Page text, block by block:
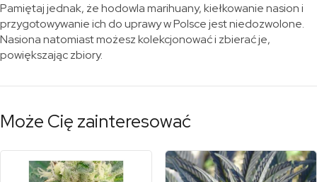
Pamiętaj jednak, że hodowla marihuany, kiełkowanie nasion i
przygotowywanie ich do uprawy w Polsce jest niedozwolone.
Nasiona natomiast możesz kolekcjonować i zbierać je,
powiększając zbiory.
Może Cię zainteresować